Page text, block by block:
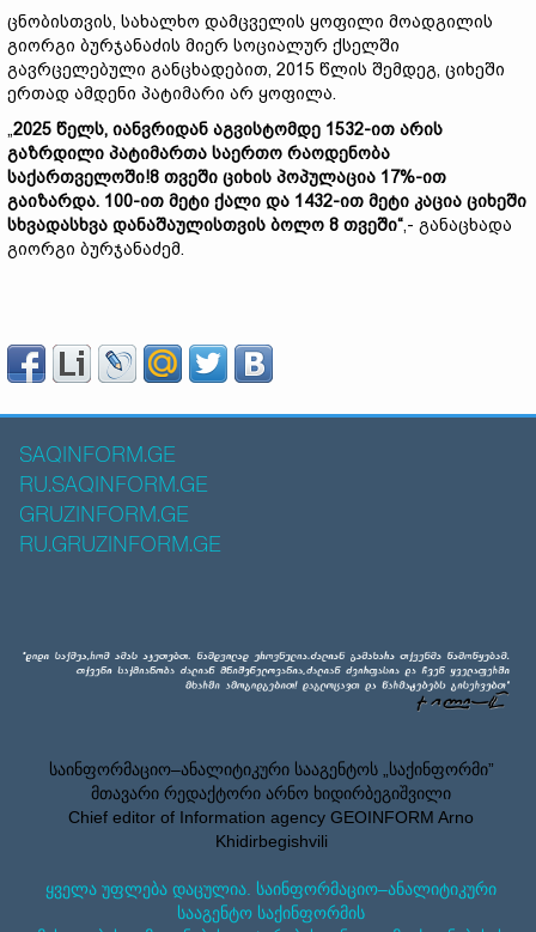
ცნობისთვის, სახალხო დამცველის ყოფილი მოადგილის
გიორგი ბურჯანაძის მიერ სოციალურ ქსელში
გავრცელებული განცხადებით, 2015 წლის შემდეგ, ციხეში
ერთად ამდენი პატიმარი არ ყოფილა.
„2025 წელს, იანვრიდან აგვისტომდე 1532-ით არის
გაზრდილი პატიმართა საერთო რაოდენობა
საქართველოში!8 თვეში ციხის პოპულაცია 17%-ით
გაიზარდა. 100-ით მეტი ქალი და 1432-ით მეტი კაცია ციხეში
სხვადასხვა დანაშაულისთვის ბოლო 8 თვეში“,- განაცხადა
გიორგი ბურჯანაძემ.
SAQINFORM.GE
RU.SAQINFORM.GE
GRUZINFORM.GE
RU.GRUZINFORM.GE
საინფორმაციო–ანალიტიკური სააგენტოს „საქინფორმი”
მთავარი რედაქტორი არნო ხიდირბეგიშვილი
Chief editor of Information agency GEOINFORM Arno
Khidirbegishvili
ყველა უფლება დაცულია. საინფორმაციო–ანალიტიკური
სააგენტო საქინფორმის